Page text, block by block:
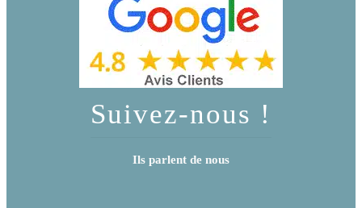
Suivez-nous !
Ils parlent de nous